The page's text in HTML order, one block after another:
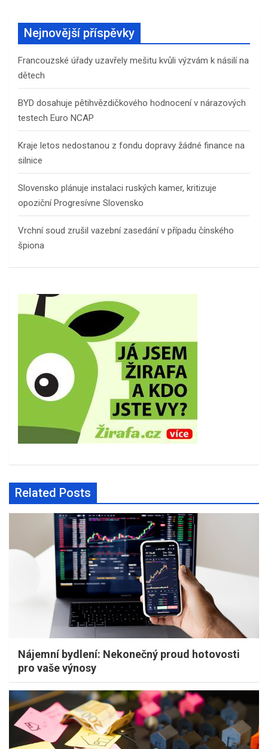
Nejnovější příspěvky
Francouzské úřady uzavřely mešitu kvůli výzvám k násilí na
dětech
BYD dosahuje pětihvězdičkového hodnocení v nárazových
testech Euro NCAP
Kraje letos nedostanou z fondu dopravy žádné finance na
silnice
Slovensko plánuje instalaci ruských kamer, kritizuje
opoziční Progresívne Slovensko
Vrchní soud zrušil vazební zasedání v případu čínského
špiona
Related Posts
Nájemní bydlení: Nekonečný proud hotovosti
pro vaše výnosy